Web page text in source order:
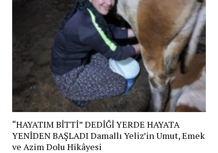
“HAYATIM BİTTİ” DEDİĞİ YERDE HAYATA
YENİDEN BAŞLADI Damallı Yeliz’in Umut, Emek
ve Azim Dolu Hikâyesi